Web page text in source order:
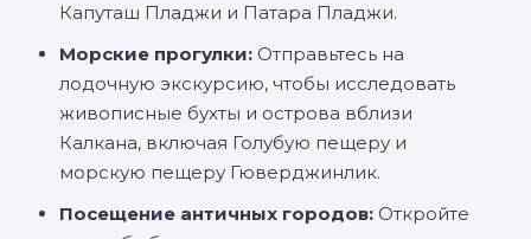
Капуташ Пладжи и Патара Пладжи.
Морские прогулки: Отправьтесь на
лодочную экскурсию, чтобы исследовать
живописные бухты и острова вблизи
Калкана, включая Голубую пещеру и
морскую пещеру Гюверджинлик.
Посещение античных городов: Откройте